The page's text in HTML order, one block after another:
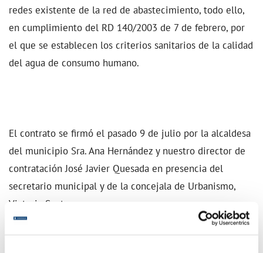
redes existente de la red de abastecimiento, todo ello,
en cumplimiento del RD 140/2003 de 7 de febrero, por
el que se establecen los criterios sanitarios de la calidad
del agua de consumo humano.
El contrato se firmó el pasado 9 de julio por la alcaldesa
del municipio Sra. Ana Hernández y nuestro director de
contratación José Javier Quesada en presencia del
secretario municipal y de la concejala de Urbanismo,
Victoria Santana.
La inversión prevista se hará con cargo a la anualidad